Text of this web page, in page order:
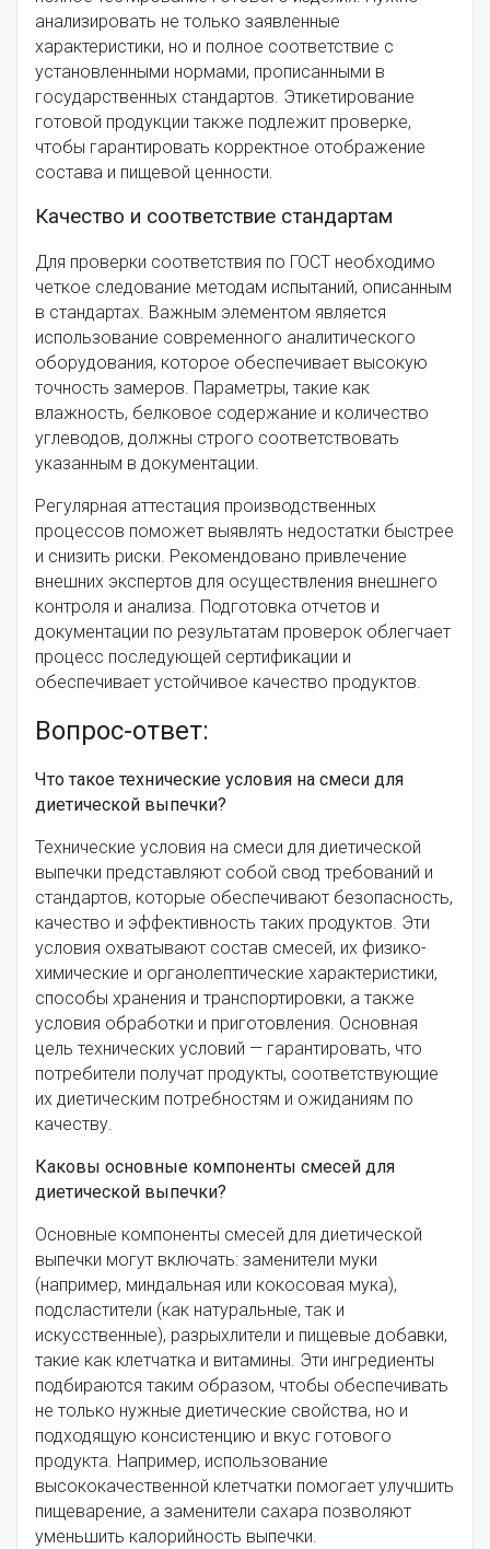
анализировать не только заявленные
характеристики, но и полное соответствие с
установленными нормами, прописанными в
государственных стандартов. Этикетирование
готовой продукции также подлежит проверке,
чтобы гарантировать корректное отображение
состава и пищевой ценности.
Качество и соответствие стандартам
Для проверки соответствия по ГОСТ необходимо
четкое следование методам испытаний, описанным
в стандартах. Важным элементом является
использование современного аналитического
оборудования, которое обеспечивает высокую
точность замеров. Параметры, такие как
влажность, белковое содержание и количество
углеводов, должны строго соответствовать
указанным в документации.
Регулярная аттестация производственных
процессов поможет выявлять недостатки быстрее
и снизить риски. Рекомендовано привлечение
внешних экспертов для осуществления внешнего
контроля и анализа. Подготовка отчетов и
документации по результатам проверок облегчает
процесс последующей сертификации и
обеспечивает устойчивое качество продуктов.
Вопрос-ответ:
Что такое технические условия на смеси для
диетической выпечки?
Технические условия на смеси для диетической
выпечки представляют собой свод требований и
стандартов, которые обеспечивают безопасность,
качество и эффективность таких продуктов. Эти
условия охватывают состав смесей, их физико-
химические и органолептические характеристики,
способы хранения и транспортировки, а также
условия обработки и приготовления. Основная
цель технических условий — гарантировать, что
потребители получат продукты, соответствующие
их диетическим потребностям и ожиданиям по
качеству.
Каковы основные компоненты смесей для
диетической выпечки?
Основные компоненты смесей для диетической
выпечки могут включать: заменители муки
(например, миндальная или кокосовая мука),
подсластители (как натуральные, так и
искусственные), разрыхлители и пищевые добавки,
такие как клетчатка и витамины. Эти ингредиенты
подбираются таким образом, чтобы обеспечивать
не только нужные диетические свойства, но и
подходящую консистенцию и вкус готового
продукта. Например, использование
высококачественной клетчатки помогает улучшить
пищеварение, а заменители сахара позволяют
уменьшить калорийность выпечки.